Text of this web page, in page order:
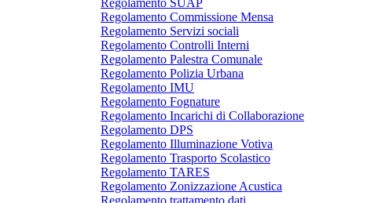
Regolamento Commissione Mensa
Regolamento Servizi sociali
Regolamento Controlli Interni
Regolamento Palestra Comunale
Regolamento Polizia Urbana
Regolamento IMU
Regolamento Fognature
Regolamento Incarichi di Collaborazione
Regolamento DPS
Regolamento Illuminazione Votiva
Regolamento Trasporto Scolastico
Regolamento TARES
Regolamento Zonizzazione Acustica
Regolamento trattamento dati